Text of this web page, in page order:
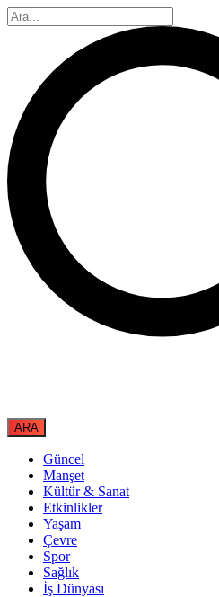
Güncel
Manşet
Kültür & Sanat
Etkinlikler
Yaşam
Çevre
Spor
Sağlık
İş Dünyası